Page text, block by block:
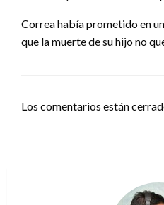
Correa había prometido en
que la muerte de su hijo no
Los comentarios están